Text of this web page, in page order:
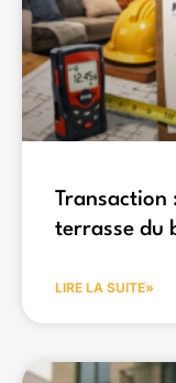
Transaction
terrasse du
LIRE LA SUITE»